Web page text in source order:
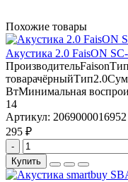
Похожие товары
Акустика 2.0 FaisON
ВтМинимальная
14
Артикул: 2069000016952
295 ₽
-
Купить